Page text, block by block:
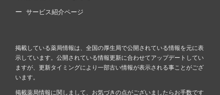
サービス紹介ページ
掲載している薬局情報は、全国の厚生局で公開されている情報を元に表
示しています。公開されている情報更新に合わせてアップデートしてい
ますが、更新タイミングにより一部古い情報が表示される事ことがござ
います。
掲載薬局情報に関しまして、お気づきの点がございましたらお手数です